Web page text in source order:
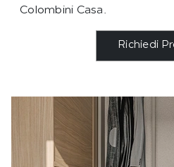
Colombini Casa.
Richiedi